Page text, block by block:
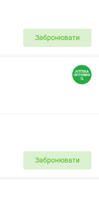
Забронювати
Забронювати